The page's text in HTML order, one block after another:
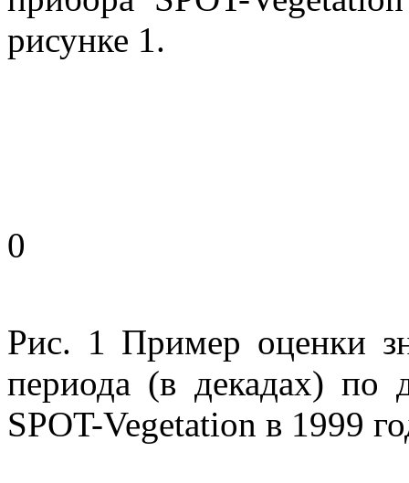
рисунке 1.
0
Рис. 1 Пример оценки
периода (в декадах) по
SPOT-Vegetation в 1999